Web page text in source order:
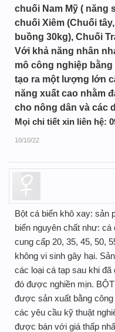
chuối Nam Mỹ ( năng
chuối Xiêm (Chuối
buồng 30kg), Chuối
Với khả năng nhân
mô công nghiệp
tạo ra một lượng lớn
năng xuất cao nhằm
cho nông dân và các
Mọi chi tiết xin liên hệ:
10/10/22
Bột cá biển khô xay: sản
biển nguyên chất như:
cung cấp 20, 35, 45, 50,
không vi sinh gây hại.
các loại cá tạp sau khi
đó được nghiền mịn.
được sản xuất bằng công
các yêu cầu kỹ thuật
được bán với giá thấp